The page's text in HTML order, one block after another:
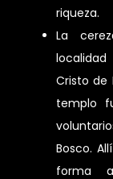
riqueza.
La
Cristo de
templo
Bosco.
forma